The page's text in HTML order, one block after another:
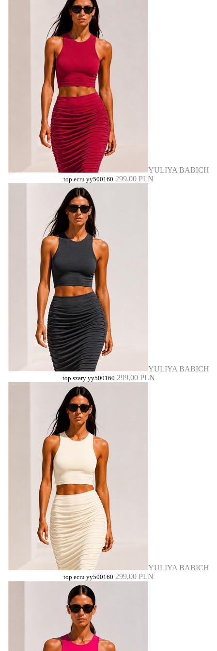
YULIYA BABICH
top ecru yy500160 299,00 PLN
YULIYA BABICH
top szary yy500160 299,00 PLN
YULIYA BABICH
top ecru yy500160 299,00 PLN